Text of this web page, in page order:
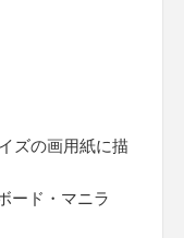
ズの画用紙に描
ード・マニラ